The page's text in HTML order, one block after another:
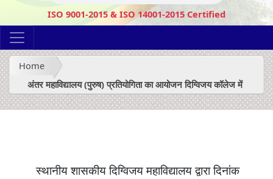
ISO 9001-2015 & ISO 14001-2015 Certified
Home
अंतर महाविद्यालय (पुरुष) प्रतियोगिता का आयोजन दिग्विजय कॉलेज में
स्थानीय शासकीय दिग्विजय महाविद्यालय द्वारा दिनांक